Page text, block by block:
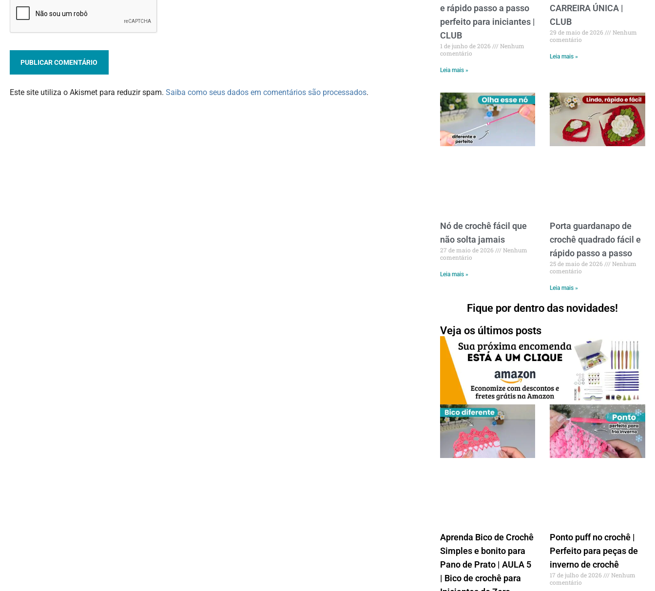
e rápido passo a passo
perfeito para iniciantes |
CLUB
1 de junho de 2026
Nenhum
comentário
Leia mais »
CARREIRA ÚNICA |
CLUB
29 de maio de 2026
Nenhum
comentário
Leia mais »
Nó de crochê fácil que
não solta jamais
27 de maio de 2026
Nenhum
comentário
Leia mais »
Porta guardanapo de
crochê quadrado fácil e
rápido passo a passo
25 de maio de 2026
Nenhum
comentário
Leia mais »
Fique por dentro das novidades!
Veja os últimos posts
Aprenda Bico de Crochê
Simples e bonito para
Pano de Prato | AULA 5
| Bico de crochê para
Ponto puff no crochê |
Perfeito para peças de
inverno de crochê
17 de julho de 2026
Nenhum
comentário
Este site utiliza o Akismet para reduzir spam.Saiba como seus dados em comentários são processados.